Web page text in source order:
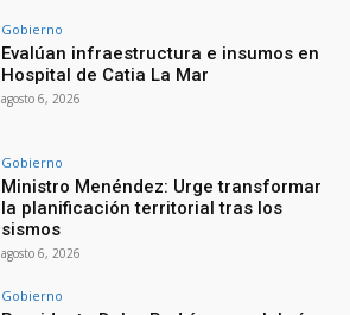
Gobierno
Evalúan infraestructura e insumos en
Hospital de Catia La Mar
agosto 6, 2026
Gobierno
Ministro Menéndez: Urge transformar
la planificación territorial tras los
sismos
agosto 6, 2026
Gobierno